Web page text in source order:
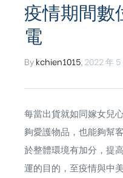
疫情期間數
電
Bykchien1015 2022 年 5
每當出貨就如同嫁女兒
夠愛護物品，也能夠幫
於整體環境有加分，提
運的目的，至疫情與中